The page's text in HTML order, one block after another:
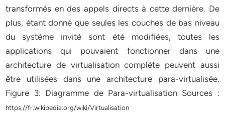
transformés en des appels directs à cette dernière. De
plus, étant donné que seules les couches de bas niveau
du système invité sont été modifiées, toutes les
applications qui pouvaient fonctionner dans une
architecture de virtualisation complète peuvent aussi
être utilisées dans une architecture para-virtualisée.
Figure 3: Diagramme de Para-virtualisation Sources :
https://fr.wikipedia.org/wiki/Virtualisation